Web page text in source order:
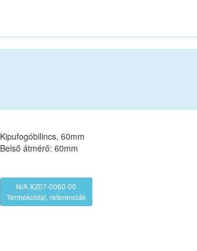
Kipufogóbilincs, 60mm
Belső átmérő: 60mm
N/A XZ07-0060-00
Termékoldal, referenciák